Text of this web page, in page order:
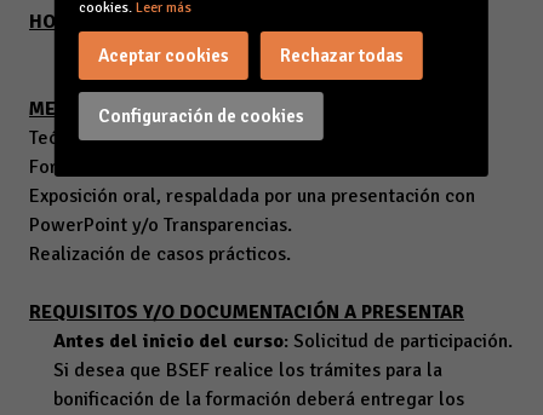
HORARIO
Martes y jueves de 16.30h a 19.30h.
METODOLOGÍA
Teórico –práctica basada en:
Formación presencial.
Exposición oral, respaldada por una presentación con
PowerPoint y/o Transparencias.
Realización de casos prácticos.
REQUISITOS Y/O DOCUMENTACIÓN A PRESENTAR
Antes del inicio del curso: Solicitud de participación.
Si desea que BSEF realice los trámites para la
bonificación de la formación deberá entregar los
cookies. Leer más
Configuración de cookies
Aceptar cookies Rechazar todas